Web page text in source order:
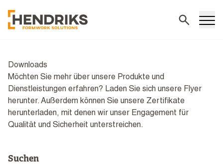
Downloads
Möchten Sie mehr über unsere Produkte und
Dienstleistungen erfahren? Laden Sie sich unsere Flyer
herunter. Außerdem können Sie unsere Zertifikate
herunterladen, mit denen wir unser Engagement für
Qualität und Sicherheit unterstreichen.
Suchen